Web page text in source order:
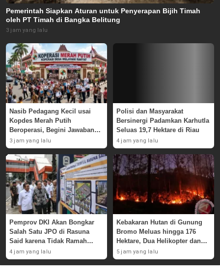
Pemerintah Siapkan Aturan untuk Penyerapan Bijih Timah
oleh PT Timah di Bangka Belitung
3 jam yang lalu
Nasib Pedagang Kecil usai
Kopdes Merah Putih
Beroperasi, Begini Jawaban
Pemerintah
3 jam yang lalu
Polisi dan Masyarakat
Bersinergi Padamkan Karhutla
Seluas 19,7 Hektare di Riau
4 jam yang lalu
Pemprov DKI Akan Bongkar
Salah Satu JPO di Rasuna
Said karena Tidak Ramah
Disabilitas
4 jam yang lalu
Kebakaran Hutan di Gunung
Bromo Meluas hingga 176
Hektare, Dua Helikopter dan
Drone Dikerahkan untuk
Pemadaman
5 jam yang lalu